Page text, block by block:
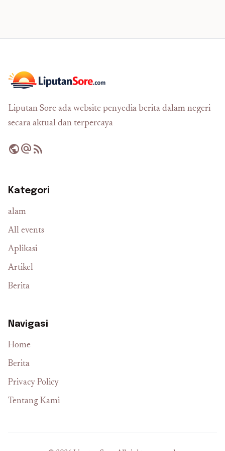
Liputan Sore ada website penyedia berita dalam negeri
secara aktual dan terpercaya
publicalternate_emailrss_feed
Kategori
alam
All events
Aplikasi
Artikel
Berita
Navigasi
Home
Berita
Privacy Policy
Tentang Kami